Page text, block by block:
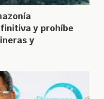
y prohíbe
y